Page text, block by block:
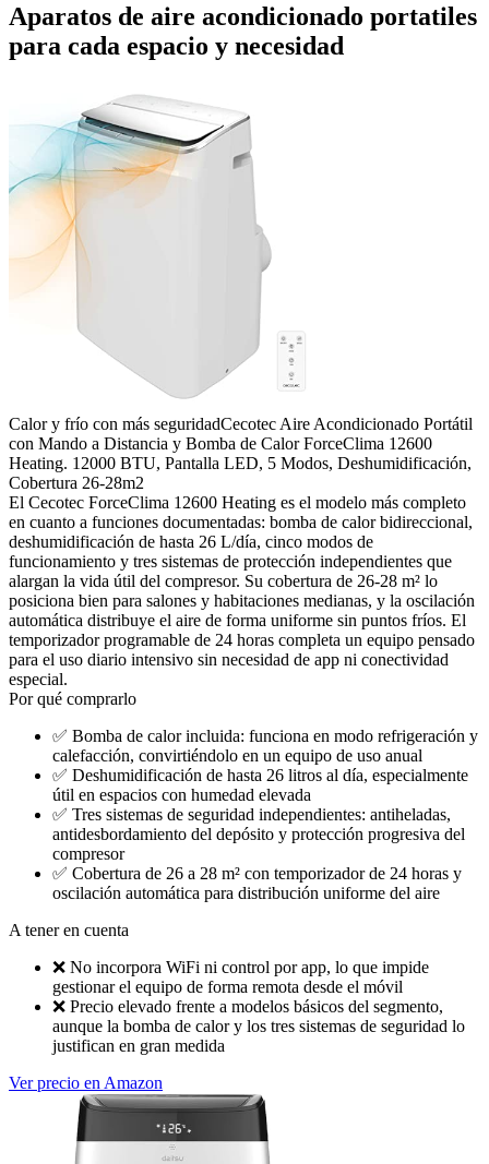
Aparatos de aire acondicionado portatiles
para cada espacio y necesidad
Calor y frío con más seguridadCecotec Aire Acondicionado Portátil
con Mando a Distancia y Bomba de Calor ForceClima 12600
Heating. 12000 BTU, Pantalla LED, 5 Modos, Deshumidificación,
Cobertura 26-28m2
El Cecotec ForceClima 12600 Heating es el modelo más completo
en cuanto a funciones documentadas: bomba de calor bidireccional,
deshumidificación de hasta 26 L/día, cinco modos de
funcionamiento y tres sistemas de protección independientes que
alargan la vida útil del compresor. Su cobertura de 26-28 m² lo
posiciona bien para salones y habitaciones medianas, y la oscilación
automática distribuye el aire de forma uniforme sin puntos fríos. El
temporizador programable de 24 horas completa un equipo pensado
para el uso diario intensivo sin necesidad de app ni conectividad
especial.
Por qué comprarlo
✅ Bomba de calor incluida: funciona en modo refrigeración y
calefacción, convirtiéndolo en un equipo de uso anual
✅ Deshumidificación de hasta 26 litros al día, especialmente
útil en espacios con humedad elevada
✅ Tres sistemas de seguridad independientes: antiheladas,
antidesbordamiento del depósito y protección progresiva del
compresor
✅ Cobertura de 26 a 28 m² con temporizador de 24 horas y
oscilación automática para distribución uniforme del aire
A tener en cuenta
❌ No incorpora WiFi ni control por app, lo que impide
gestionar el equipo de forma remota desde el móvil
❌ Precio elevado frente a modelos básicos del segmento,
aunque la bomba de calor y los tres sistemas de seguridad lo
justifican en gran medida
Ver precio en Amazon